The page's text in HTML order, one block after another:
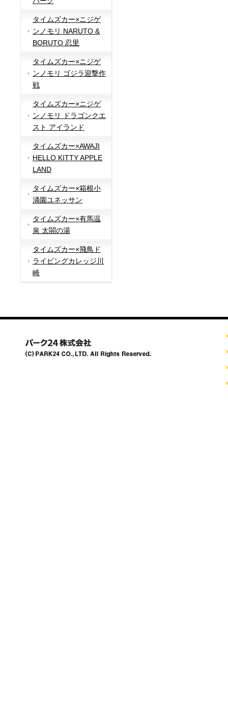
タイムズカー×ニジゲ
ンノモリ NARUTO &
BORUTO 忍里
タイムズカー×ニジゲ
ンノモリ ゴジラ迎撃作
戦
タイムズカー×ニジゲ
ンノモリ ドラゴンクエ
スト アイランド
タイムズカー×AWAJI
HELLO KITTY APPLE
LAND
タイムズカー×箱根小
涌園ユネッサン
タイムズカー×有馬温
泉 太閤の湯
タイムズカー×飛鳥ド
ライビングカレッジ川
崎